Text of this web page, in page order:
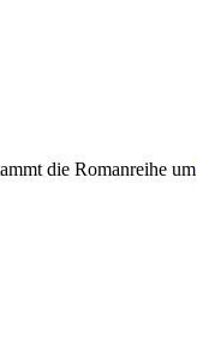
die Romanreihe um